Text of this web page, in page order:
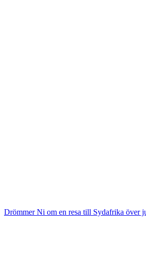
Drömmer Ni om en resa till Sydafrika över